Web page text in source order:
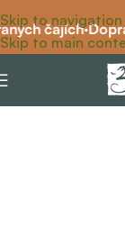
Skip to navigation
Skip to main
čajích·
zelený